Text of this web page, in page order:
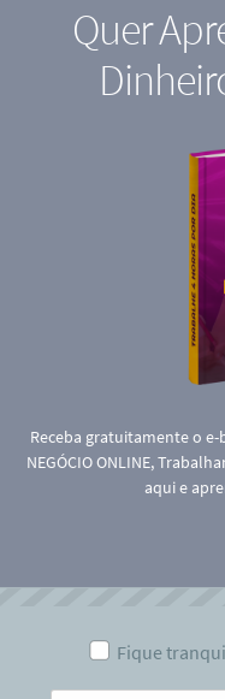
Quer
Receba gratuitamente o e-
NEGÓCIO ONLINE,
aqui e
Fique